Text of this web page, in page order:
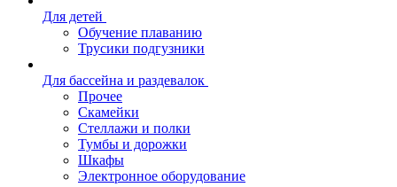
Для детей
Обучение плаванию
Трусики подгузники
Для бассейна и раздевалок
Прочее
Скамейки
Стеллажи и полки
Тумбы и дорожки
Шкафы
Электронное оборудование